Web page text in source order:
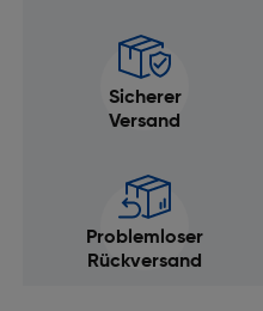
Sicherer
Versand
Problemloser
Rückversand